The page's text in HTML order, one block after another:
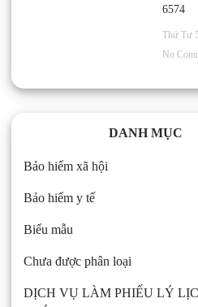
6574
Thứ Tư
No
DANH MỤC
Bảo hiểm xã hội
Bảo hiểm y tế
Biểu mẫu
Chưa được phân loại
DỊCH VỤ LÀM PHIẾU LÝ